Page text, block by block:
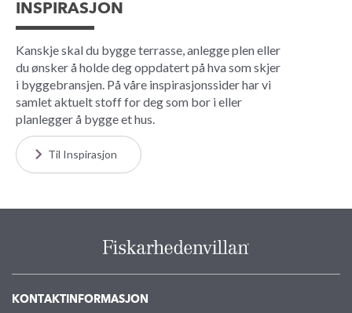
INSPIRASJON
Kanskje skal du bygge terrasse, anlegge plen eller
du ønsker å holde deg oppdatert på hva som skjer
i byggebransjen. På våre inspirasjonssider har vi
samlet aktuelt stoff for deg som bor i eller
planlegger å bygge et hus.
Til Inspirasjon
KONTAKTINFORMASJON